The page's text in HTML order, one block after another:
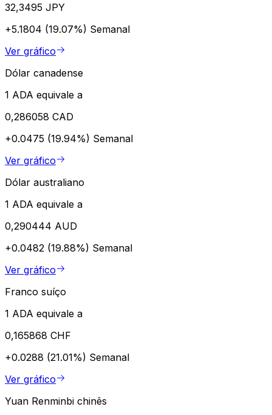
32,3495 JPY
+5.1804 (19.07%) Semanal
Ver gráfico
Dólar canadense
1 ADA equivale a
0,286058 CAD
+0.0475 (19.94%) Semanal
Ver gráfico
Dólar australiano
1 ADA equivale a
0,290444 AUD
+0.0482 (19.88%) Semanal
Ver gráfico
Franco suíço
1 ADA equivale a
0,165868 CHF
+0.0288 (21.01%) Semanal
Ver gráfico
Yuan Renminbi chinês